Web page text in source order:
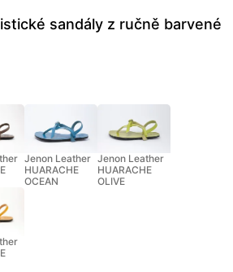
sandály z ručně barvené
Jenon Leather
HUARACHE
OCEAN
Jenon Leather
HUARACHE
OLIVE